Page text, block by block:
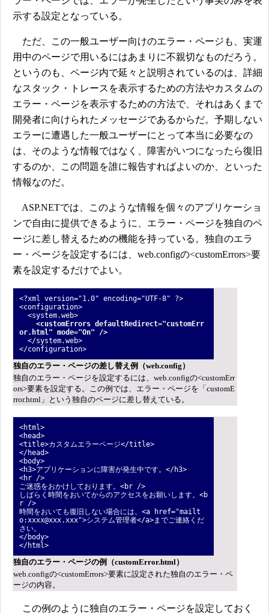
示する設定となっている。
ただ、この一般ユーザー向けのエラー・ページも、実運
用中のページで用いるにはあまりに不親切なものだろう。
というのも、ページ内で延々と説明されているのは、詳細
なスタック・トレースを表示するための方法やカスタムの
エラー・ページを表示するための方法で、それはあくまで
開発者に向けられたメッセージであるからだ。予期しない
エラーに遭遇した一般ユーザーにとって本当に必要なの
は、そのような情報ではなく、障害がいつになったら復旧
するのか、この問題を誰に報告すればよいのか、といった
情報なのだ。
ASP.NETでは、このような情報を個々のアプリケーショ
ンで自由に提供できるように、エラー・ページを独自のペ
ージに差し替えるための機能を持っている。独自のエラ
ー・ページを設定するには、web.configの<customErrors>要
素を設定するだけでよい。
<?xml version="1.0" encoding="UTF-8" ?>
<configuration>
<system.web>
<customErrors defaultRedirect="customErr
or.html" mode="On" />
</system.web>
</configuration>
独自のエラー・ページの差し替え例（web.config）
独自のエラー・ページを設定するには、web.configの<customErr
ors>要素を設定する。この例では、エラー・ページを「customE
rror.html」という独自のページに差し替えている。
<html>
<head>
<title>カスタムエラーページ</title>
</head>
<body>
<h3>アプリケーションに障害が発生中です。</h3>
<hr />
ご迷惑をおかけしております。<br />
しばらく時間をおいてからのアクセスをお願いします。<b
r />
時間をおいても復旧しない場合には、<a href="mailt
o:xxxx@xxx.xxx">システム管理者</a>までご連絡くだ
さい。
</body>
</html>
独自のエラー・ページの例（customError.html）
web.configの<customErrors>要素に設定された独自のエラー・ペ
ージの内容。
この例のように独自のエラー・ページを設定しておく